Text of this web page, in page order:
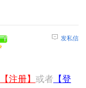
发私信
【注册】 或者 【登